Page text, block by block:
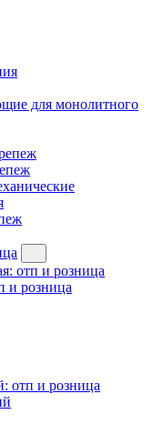
для монолитного
отп и розница
и розница
отп и розница